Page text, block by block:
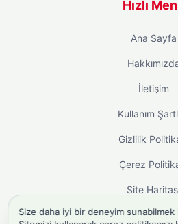
Hızlı
Ana Sayfa
İletişim
Kullanım
Gizlilik
Çerez
Site
Size daha iyi bir deneyim